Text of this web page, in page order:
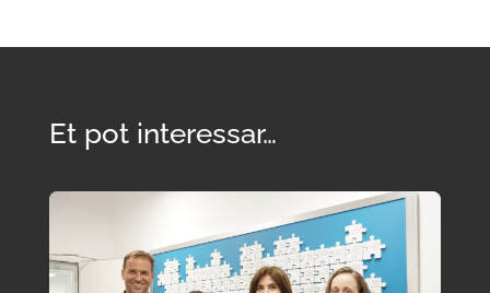
Et pot interessar…